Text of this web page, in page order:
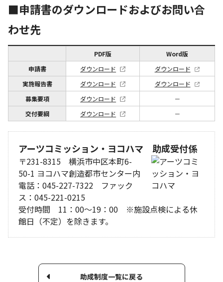
■申請書のダウンロードおよびお問い合
わせ先
PDF版
Word版
申請書
ダウンロード
ダウンロード
実施報告書
ダウンロード
ダウンロード
募集要項
ダウンロード
－
交付要綱
ダウンロード －
アーツコミッション・ヨコハマ 助成受付係
〒231-8315 横浜市中区本町6-
50-1 ヨコハマ創造都市センター内
電話：045-227-7322 ファック
ス：045-221-0215
受付時間 11：00～19：00 ※施設点検による休
館日（不定）を除きます。
助成制度一覧に戻る